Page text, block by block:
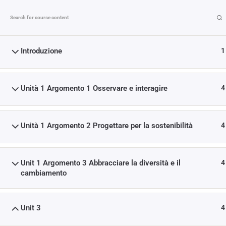
MODULO 3 SVILUPPARE
> COURSES > MODULO
Introduzione 1
Unità 1 Argomento 1 Osservare e interagire 4
Unità 1 Argomento 2 Progettare per la sostenibilità 4
Unit 1 Argomento 3 Abbracciare la diversità e il
cambiamento
4
Unit 3 4
espresse sono tuttavia esclusivamente
autori e non riflettono necessariamente
europea o dell'Agenzia esecutiva per